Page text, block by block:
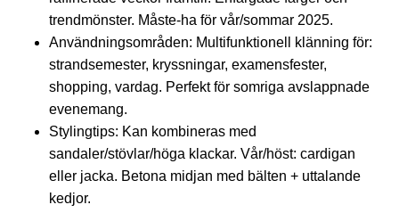
trendmönster. Måste-ha för vår/sommar 2025.
Användningsområden: Multifunktionell klänning för:
strandsemester, kryssningar, examensfester,
shopping, vardag. Perfekt för somriga avslappnade
evenemang.
Stylingtips: Kan kombineras med
sandaler/stövlar/höga klackar. Vår/höst: cardigan
eller jacka. Betona midjan med bälten + uttalande
kedjor.